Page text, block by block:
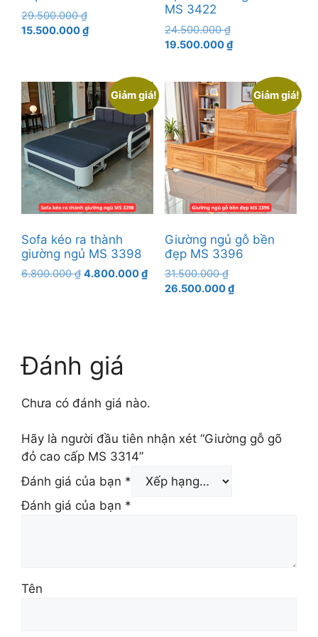
29.500.000₫Giá
gốc
15.500.000₫Giá
15.500.000 ₫.
MS 3422
24.500.000₫Giá
gốc
24.500.000 ₫.
19.500.000₫Giá
là:
19.500.000 ₫.
Giảm giá!
Sofa kéo ra thành
giường ngủ MS 3398
6.800.000₫ Giá
4.800.000₫Giá
hiện
Giảm giá!
Giường ngủ gỗ bền
đẹp MS 3396
31.500.000₫Giá
gốc
26.500.000₫Giá
Đánh giá
Chưa có đánh giá nào.
Hãy là người đầu tiên nhận xét “Giường gỗ gõ
đỏ cao cấp MS 3314”
Đánh giá của bạn *
Đánh giá của bạn *
Tên